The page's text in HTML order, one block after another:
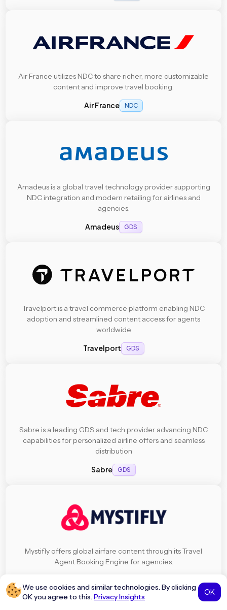
We use cookies and similar technologies. By clicking
OK you agree to this.Privacy Insights
OK
Air France utilizes NDC to share richer, more customizable
content and improve travel booking.
Air France NDC
Amadeus is a global travel technology provider supporting
NDC integration and modern retailing for airlines and
agencies.
Amadeus GDS
Travelport is a travel commerce platform enabling NDC
adoption and streamlined content access for agents
worldwide
Travelport GDS
Sabre is a leading GDS and tech provider advancing NDC
capabilities for personalized airline offers and seamless
distribution
Sabre GDS
Mystifly offers global airfare content through its Travel
Agent Booking Engine for agencies.